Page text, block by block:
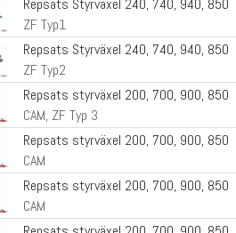
Repsats Styrväxel 240, 740, 940, 850
ZF Typ1
Repsats Styrväxel 240, 740, 940, 850
ZF Typ2
Repsats styrväxel 200, 700, 900, 850
CAM, ZF Typ 3
Repsats styrväxel 200, 700, 900, 850
CAM
Repsats styrväxel 200, 700, 900, 850
CAM